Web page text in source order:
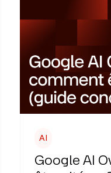
AI
Google AI